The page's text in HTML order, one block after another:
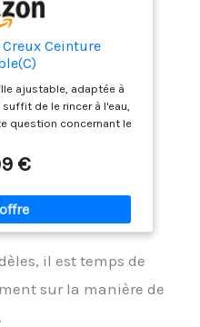
Ceinture
ajustable, adaptée à
de le rincer à l'eau,
question concernant le
votre problème.
€
il est temps de
sur la manière de